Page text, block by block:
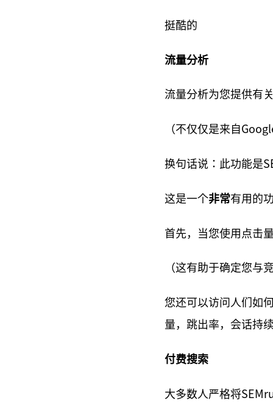
挺酷的
流量分析
流量分析为您提供有
（不仅仅是来自
换句话说：此功能是
这是一个非常有用的
首先，当您使用点击
（这有助于确定您与
您还可以访问人们如
量，跳出率，会话持
付费搜索
大多数人严格将